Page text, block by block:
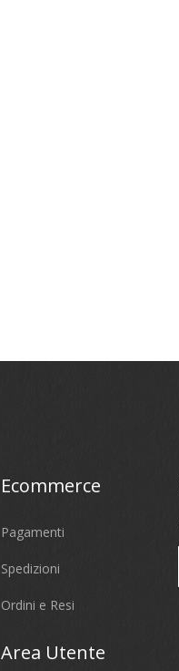
Ecommerce
Pagamenti
Spedizioni
Ordini e Resi
Area Utente